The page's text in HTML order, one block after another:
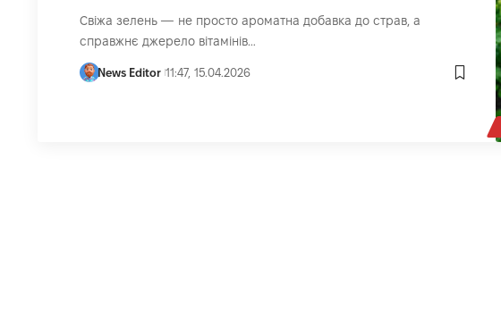
Свіжа зелень — не просто ароматна добавка до страв, а
справжнє джерело вітамінів…
News Editor 11:47, 15.04.2026